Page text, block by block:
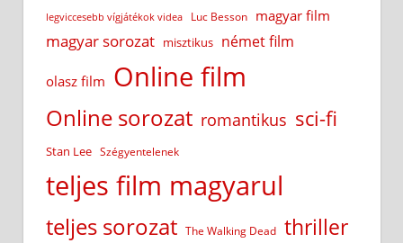
legviccesebb vígjátékok videa Luc Besson magyar film
magyar sorozat misztikus német film
olasz film Online film
Online sorozat romantikus sci-fi
Stan Lee Szégyentelenek
teljes film magyarul
teljes sorozat The Walking Dead thriller